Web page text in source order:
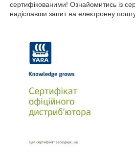
сертифікованими! Ознайомитись із
надіславши запит на електронну